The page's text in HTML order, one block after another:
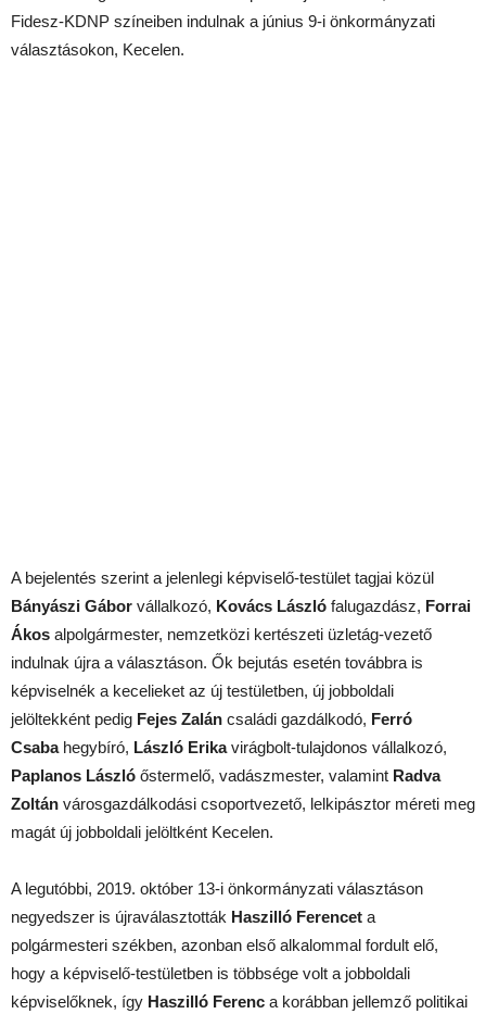
Fidesz-KDNP színeiben indulnak a június 9-i önkormányzati
választásokon, Kecelen.
A bejelentés szerint a jelenlegi képviselő-testület tagjai közül
Bányászi Gábor vállalkozó, Kovács László falugazdász, Forrai
Ákos alpolgármester, nemzetközi kertészeti üzletág-vezető
indulnak újra a választáson. Ők bejutás esetén továbbra is
képviselnék a kecelieket az új testületben, új jobboldali
jelöltekként pedig Fejes Zalán családi gazdálkodó, Ferró
Csabahegybíró, László Erikavirágbolt-tulajdonos vállalkozó,
Paplanos László őstermelő, vadászmester, valamint Radva
Zoltán városgazdálkodási csoportvezető, lelkipásztor méreti meg
magát új jobboldali jelöltként Kecelen.
A legutóbbi, 2019. október 13-i önkormányzati választáson
negyedszer is újraválasztották Haszilló Ferencet a
polgármesteri székben, azonban első alkalommal fordult elő,
hogy a képviselő-testületben is többsége volt a jobboldali
képviselőknek, így Haszilló Ferenc a korábban jellemző politikai